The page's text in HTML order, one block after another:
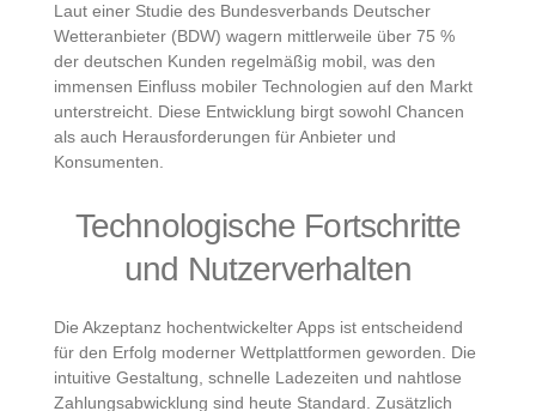
Laut einer Studie des Bundesverbands Deutscher
Wetteranbieter (BDW) wagern mittlerweile über 75 %
der deutschen Kunden regelmäßig mobil, was den
immensen Einfluss mobiler Technologien auf den Markt
unterstreicht. Diese Entwicklung birgt sowohl Chancen
als auch Herausforderungen für Anbieter und
Konsumenten.
Technologische Fortschritte
und Nutzerverhalten
Die Akzeptanz hochentwickelter Apps ist entscheidend
für den Erfolg moderner Wettplattformen geworden. Die
intuitive Gestaltung, schnelle Ladezeiten und nahtlose
Zahlungsabwicklung sind heute Standard. Zusätzlich